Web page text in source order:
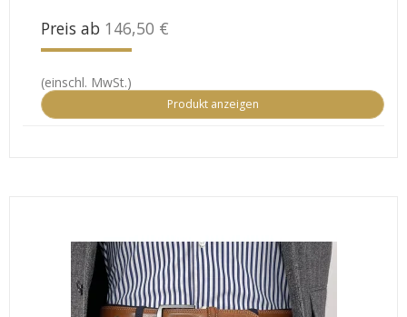
Preis ab 146,50 €
(einschl. MwSt.)
Produkt anzeigen